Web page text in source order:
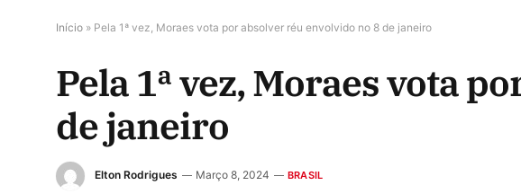
Início » Pela 1ª vez, Moraes vota por absolver réu envolvido no 8 de janeiro
Pela 1ª vez, Moraes vota
de janeiro
Elton Rodrigues Março 8, 2024 BRASIL